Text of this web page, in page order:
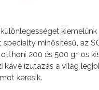
specialty minősítésű, az
200 és 500 gr-os
kávé ízutazás a világ
keresik.